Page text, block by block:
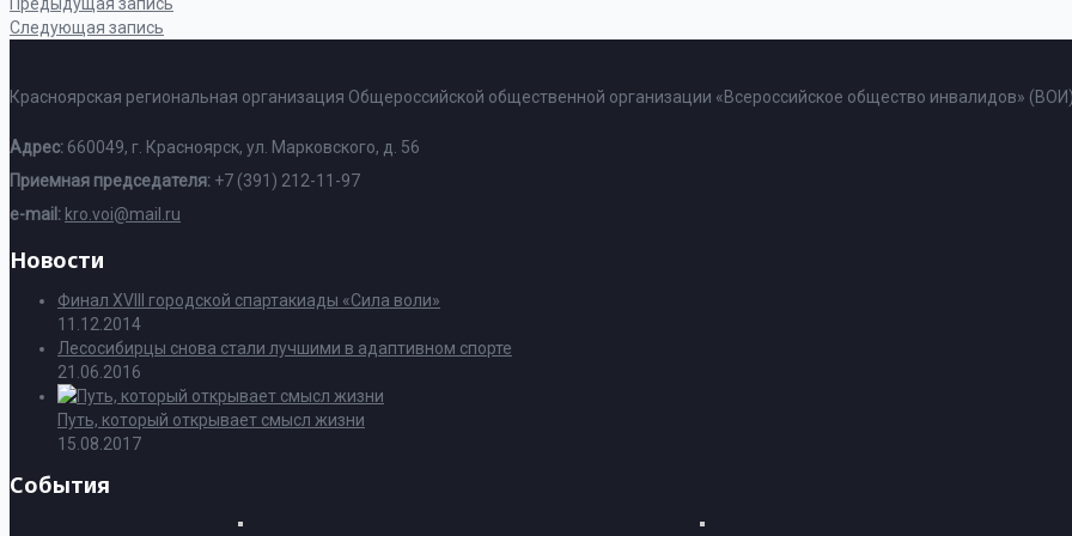
Следующая запись
Красноярская региональная организация Общероссийской общественной организации «Всероссийское общество инвалидов»
Адрес: 660049, г. Красноярск, ул. Марковского, д. 56
Приемная председателя: +7 (391) 212-11-97
e-mail: kro.voi@mail.ru
Новости
Финал XVIII городской спартакиады «Сила воли»
11.12.2014
Лесосибирцы снова стали лучшими в адаптивном спорте
21.06.2016
Путь, который открывает смысл жизни
15.08.2017
События